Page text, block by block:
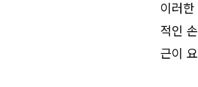
이러
적인
근이